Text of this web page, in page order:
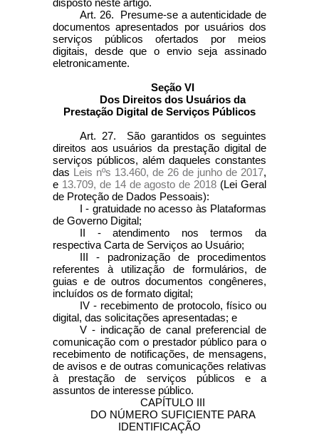
disposto neste artigo.
Art. 26. Presume-se a autenticidade de
documentos apresentados por usuários dos
serviços públicos ofertados por meios
digitais, desde que o envio seja assinado
eletronicamente.
Seção VI
Dos Direitos dos Usuários da
Prestação Digital de Serviços Públicos
Art. 27. São garantidos os seguintes
direitos aos usuários da prestação digital de
serviços públicos, além daqueles constantes
das Leis nºs 13.460, de 26 de junho de 2017,
e 13.709, de 14 de agosto de 2018 (Lei Geral
de Proteção de Dados Pessoais):
I - gratuidade no acesso às Plataformas
de Governo Digital;
II - atendimento nos termos da
respectiva Carta de Serviços ao Usuário;
III - padronização de procedimentos
referentes à utilização de formulários, de
guias e de outros documentos congêneres,
incluídos os de formato digital;
IV - recebimento de protocolo, físico ou
digital, das solicitações apresentadas; e
V - indicação de canal preferencial de
comunicação com o prestador público para o
recebimento de notificações, de mensagens,
de avisos e de outras comunicações relativas
à prestação de serviços públicos e a
assuntos de interesse público.
CAPÍTULO III
DO NÚMERO SUFICIENTE PARA
IDENTIFICAÇÃO